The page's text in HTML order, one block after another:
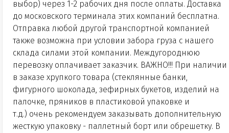
выбор) через 1-2 рабочих дня после оплаты. Доставка
до московского терминала этих компаний бесплатна.
Отправка любой другой транспортной компанией
также возможна при условии забора груза с нашего
склада силами этой компании. Междугороднюю
перевозку оплачивает заказчик. ВАЖНО!!! При наличии
в заказе хрупкого товара (стеклянные банки,
фигурного шоколада, зефирных букетов, изделий на
палочке, пряников в пластиковой упаковке и
т.д.) очень рекомендуем заказывать дополнительную
жесткую упаковку - паллетный борт или обрешетку. В